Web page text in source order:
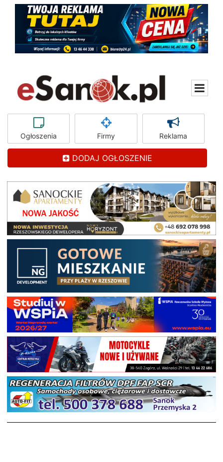
Ogłoszenia Firmy Reklama
DODAJ OGŁOSZENIE